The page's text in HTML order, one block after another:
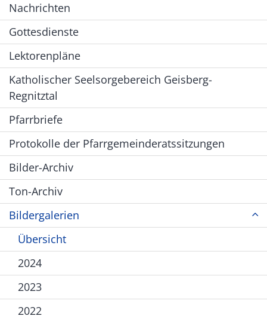
Nachrichten
Gottesdienste
Lektorenpläne
Katholischer Seelsorgebereich Geisberg-
Regnitztal
Pfarrbriefe
Protokolle der Pfarrgemeinderatssitzungen
Bilder-Archiv
Ton-Archiv
Bildergalerien
Übersicht
2024
2023
2022